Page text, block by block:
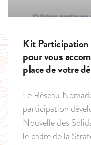
Kit
pour vous
place de votre
Le Réseau
participation
Nouvelle des
le cadre de la